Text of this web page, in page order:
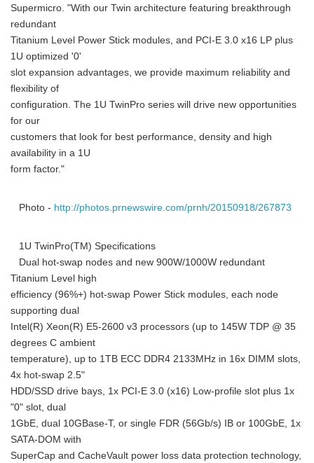
Supermicro. "With our Twin architecture featuring breakthrough
redundant
Titanium Level Power Stick modules, and PCI-E 3.0 x16 LP plus
1U optimized '0'
slot expansion advantages, we provide maximum reliability and
flexibility of
configuration. The 1U TwinPro series will drive new opportunities
for our
customers that look for best performance, density and high
availability in a 1U
form factor."
Photo - http://photos.prnewswire.com/prnh/20150918/267873
1U TwinPro(TM) Specifications
Dual hot-swap nodes and new 900W/1000W redundant
Titanium Level high
efficiency (96%+) hot-swap Power Stick modules, each node
supporting dual
Intel(R) Xeon(R) E5-2600 v3 processors (up to 145W TDP @ 35
degrees C ambient
temperature), up to 1TB ECC DDR4 2133MHz in 16x DIMM slots,
4x hot-swap 2.5"
HDD/SSD drive bays, 1x PCI-E 3.0 (x16) Low-profile slot plus 1x
"0" slot, dual
1GbE, dual 10GBase-T, or single FDR (56Gb/s) IB or 100GbE, 1x
SATA-DOM with
SuperCap and CacheVault power loss data protection technology,